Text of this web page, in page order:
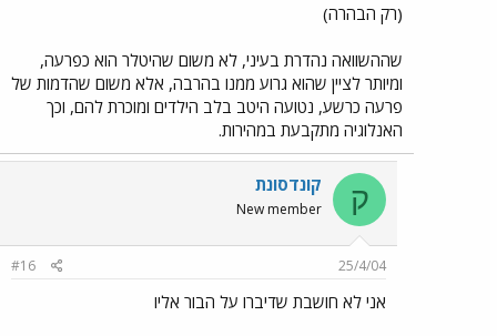
(רק הבהרה)
שההשוואה נהדרת בעיני, לא משום שהיטלר הוא כפרעה,
ומיותר לציין שהוא גרוע ממנו בהרבה, אלא משום שהדמות של
פרעה כרשע, נטועה היטב בלב הילדים ומוכרת להם, וכך
האנלוגיה מתקבעת במהירות.
ק קונדסונת
New member
25/4/04
#16
אני לא חושבת שדיברו על הבור אליו